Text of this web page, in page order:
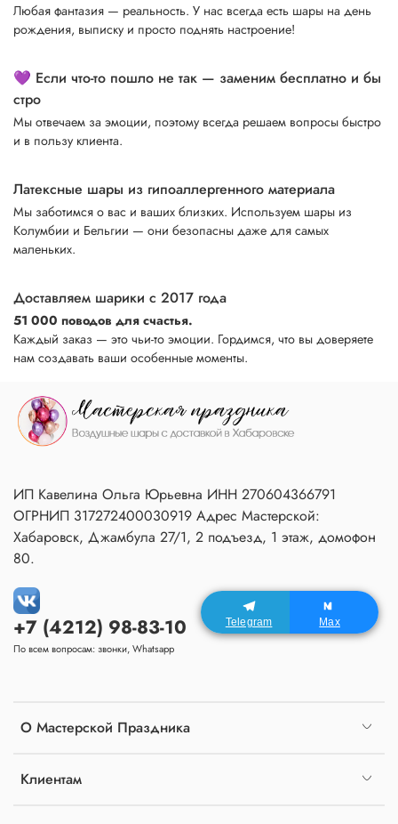
Любая фантазия — реальность. У нас всегда есть шары на день
рождения, выписку и просто поднять настроение!
💜 Если что-то пошло не так — заменим бесплатно и бы
стро
Мы отвечаем за эмоции, поэтому всегда решаем вопросы быстро
и в пользу клиента.
Латексные шары из гипоаллергенного материала
Мы заботимся о вас и ваших близких. Используем шары из
Колумбии и Бельгии — они безопасны даже для самых
маленьких.
Доставляем шарики с 2017 года
51 000 поводов для счастья.
Каждый заказ — это чьи-то эмоции. Гордимся, что вы доверяете
нам создавать ваши особенные моменты.
О Мастерской Праздника
Клиентам
+7 (4212) 98-83-10
По всем вопросам: звонки, Whatsapp
ИП Кавелина Ольга Юрьевна ИНН 270604366791
ОГРНИП 317272400030919 Адрес Мастерской:
Хабаровск, Джамбула 27/1, 2 подъезд, 1 этаж, домофон
80.
Telegram Max